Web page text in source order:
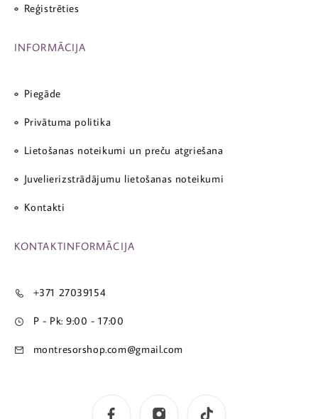
Reģistrēties
INFORMĀCIJA
Piegāde
Privātuma politika
Lietošanas noteikumi un preču atgriešana
Juvelierizstrādājumu lietošanas noteikumi
Kontakti
KONTAKTINFORMĀCIJA
+371 27039154
P - Pk: 9:00 - 17:00
montresorshop.com@gmail.com